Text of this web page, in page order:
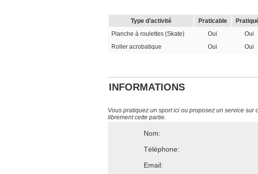
Type d’activité Praticable
Planche à roulettes (Skate)
Oui Oui
Roller acrobatique
Oui Oui
INFORMATIONS
Vous pratiquez un sport ici ou proposez un service
librement cette partie.
Nom:
Téléphone:
Email: